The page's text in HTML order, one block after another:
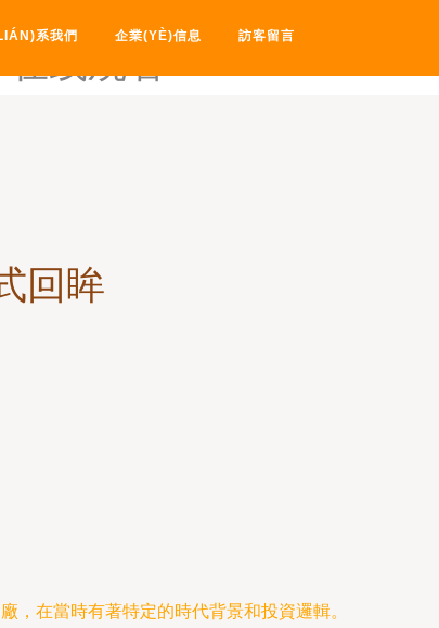
天堂艹逼-av电影天堂
系我們 企業(YÈ)信息 訪客留言
回眸
，在當時有著特定的時代背景和投資邏輯。